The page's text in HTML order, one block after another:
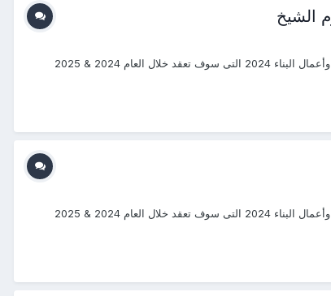
الشيخ
#دورات_2024_2025 #منتجع_التدريب_الدولى #ITR_Center بسم الله الرحمن الرحيم يتشرف منتجع التدريب الدولي ITR بتقديم دورات فى الهندسة المدنية وأعمال البناء 2024 التى سوف تعقد خلال العام 2024 & 2025
#دورات_2024_2025 #منتجع_التدريب_الدولى #ITR_Center بسم الله الرحمن الرحيم يتشرف منتجع التدريب الدولي ITR بتقديم دورات فى الهندسة المدنية وأعمال البناء 2024 التى سوف تعقد خلال العام 2024 & 2025